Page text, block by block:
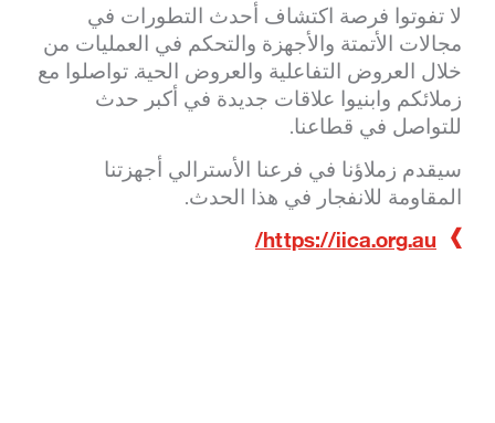
لا تفوتوا فرصة اكتشاف أحدث التطورات في
مجالات الأتمتة والأجهزة والتحكم في العمليات من
خلال العروض التفاعلية والعروض الحية. تواصلوا مع
زملائكم وابنيوا علاقات جديدة في أكبر حدث
للتواصل في قطاعنا.
سيقدم زملاؤنا في فرعنا الأسترالي أجهزتنا
المقاومة للانفجار في هذا الحدث.
https://iica.org.au/